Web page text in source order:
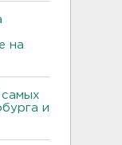
на
и